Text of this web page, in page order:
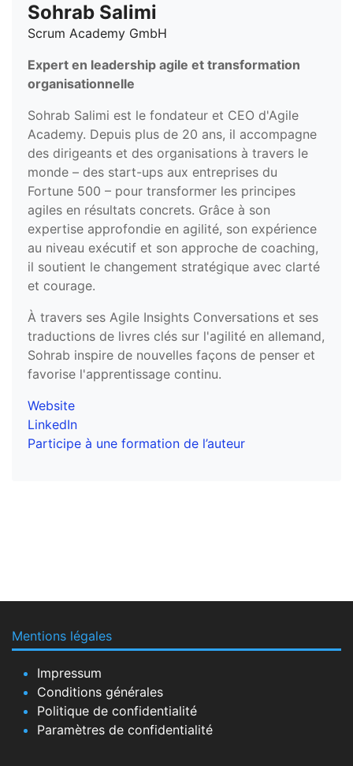
Sohrab Salimi
Scrum Academy GmbH
Expert en leadership agile et transformation
organisationnelle
Sohrab Salimi est le fondateur et CEO d'Agile
Academy. Depuis plus de 20 ans, il accompagne
des dirigeants et des organisations à travers le
monde – des start-ups aux entreprises du
Fortune 500 – pour transformer les principes
agiles en résultats concrets. Grâce à son
expertise approfondie en agilité, son expérience
au niveau exécutif et son approche de coaching,
il soutient le changement stratégique avec clarté
et courage.
À travers ses Agile Insights Conversations et ses
traductions de livres clés sur l'agilité en allemand,
Sohrab inspire de nouvelles façons de penser et
favorise l'apprentissage continu.
Website
LinkedIn
Participe à une formation de l’auteur
Mentions légales
Impressum
Conditions générales
Politique de confidentialité
Paramètres de confidentialité